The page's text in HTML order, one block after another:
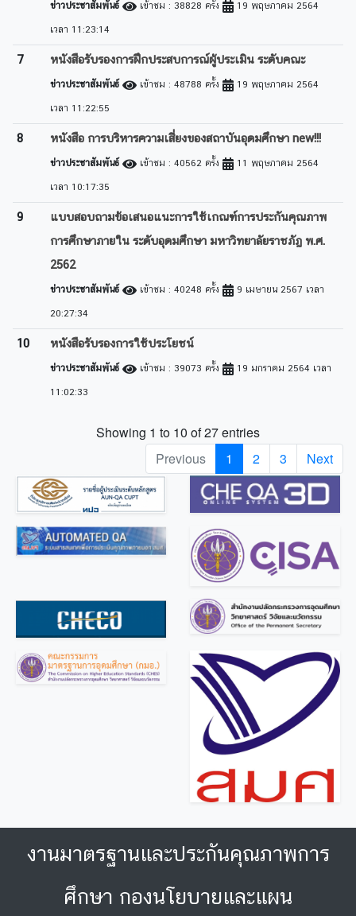
ข่าวประชาสัมพันธ์ เข้าชม : 38828 ครั้ง
19 พฤษภาคม 2564
เวลา 11:23:14
7 หนังสือรับรองการฝึกประสบการณ์ผู้ประเมิน ระดับคณะ
ข่าวประชาสัมพันธ์ เข้าชม : 48788 ครั้ง
19 พฤษภาคม 2564
เวลา 11:22:55
8 หนังสือ การบริหารความเสี่ยงของสถาบันอุดมศึกษา new!!!
ข่าวประชาสัมพันธ์ เข้าชม : 40562 ครั้ง
11 พฤษภาคม 2564
เวลา 10:17:35
9
แบบสอบถามข้อเสนอแนะการใช้เกณฑ์การประกันคุณภาพ
การศึกษาภายใน ระดับอุดมศึกษา มหาวิทยาลัยราชภัฏ พ.ศ.
2562
ข่าวประชาสัมพันธ์ เข้าชม : 40248 ครั้ง
9 เมษายน 2567 เวลา
20:27:34
10 หนังสือรับรองการใช้ประโยชน์
ข่าวประชาสัมพันธ์ เข้าชม : 39073 ครั้ง
19 มกราคม 2564 เวลา
11:02:33
Showing 1 to 10 of 27 entries
Previous
1 2 3 Next
งานมาตรฐานและประกันคุณภาพการ
ศึกษา กองนโยบายและแผน